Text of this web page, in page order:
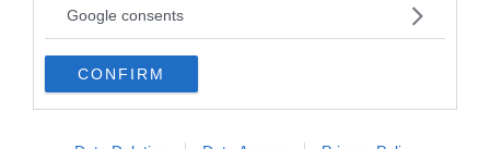
not limited to your visit or usage behaviour. You may click to
use your data for below specified purposes in below Google
consent section.
Google consents
CONFIRM
Ti potrebbe interessare anche